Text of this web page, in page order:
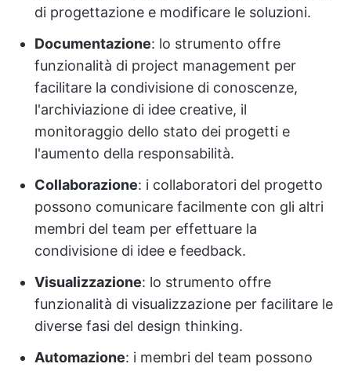
di progettazione e modificare le soluzioni.
Documentazione: lo strumento offre
funzionalità di project management per
facilitare la condivisione di conoscenze,
l'archiviazione di idee creative, il
monitoraggio dello stato dei progetti e
l'aumento della responsabilità.
Collaborazione: i collaboratori del progetto
possono comunicare facilmente con gli altri
membri del team per effettuare la
condivisione di idee e feedback.
Visualizzazione: lo strumento offre
funzionalità di visualizzazione per facilitare le
diverse fasi del design thinking.
Automazione: i membri del team possono